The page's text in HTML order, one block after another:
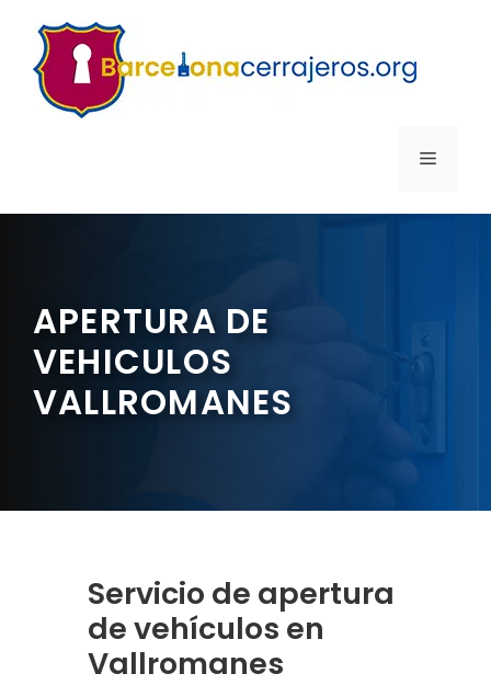
contenido
MENÚ
APERTURA DE
VEHICULOS
VALLROMANES
Servicio de apertura
de vehículos en
Vallromanes